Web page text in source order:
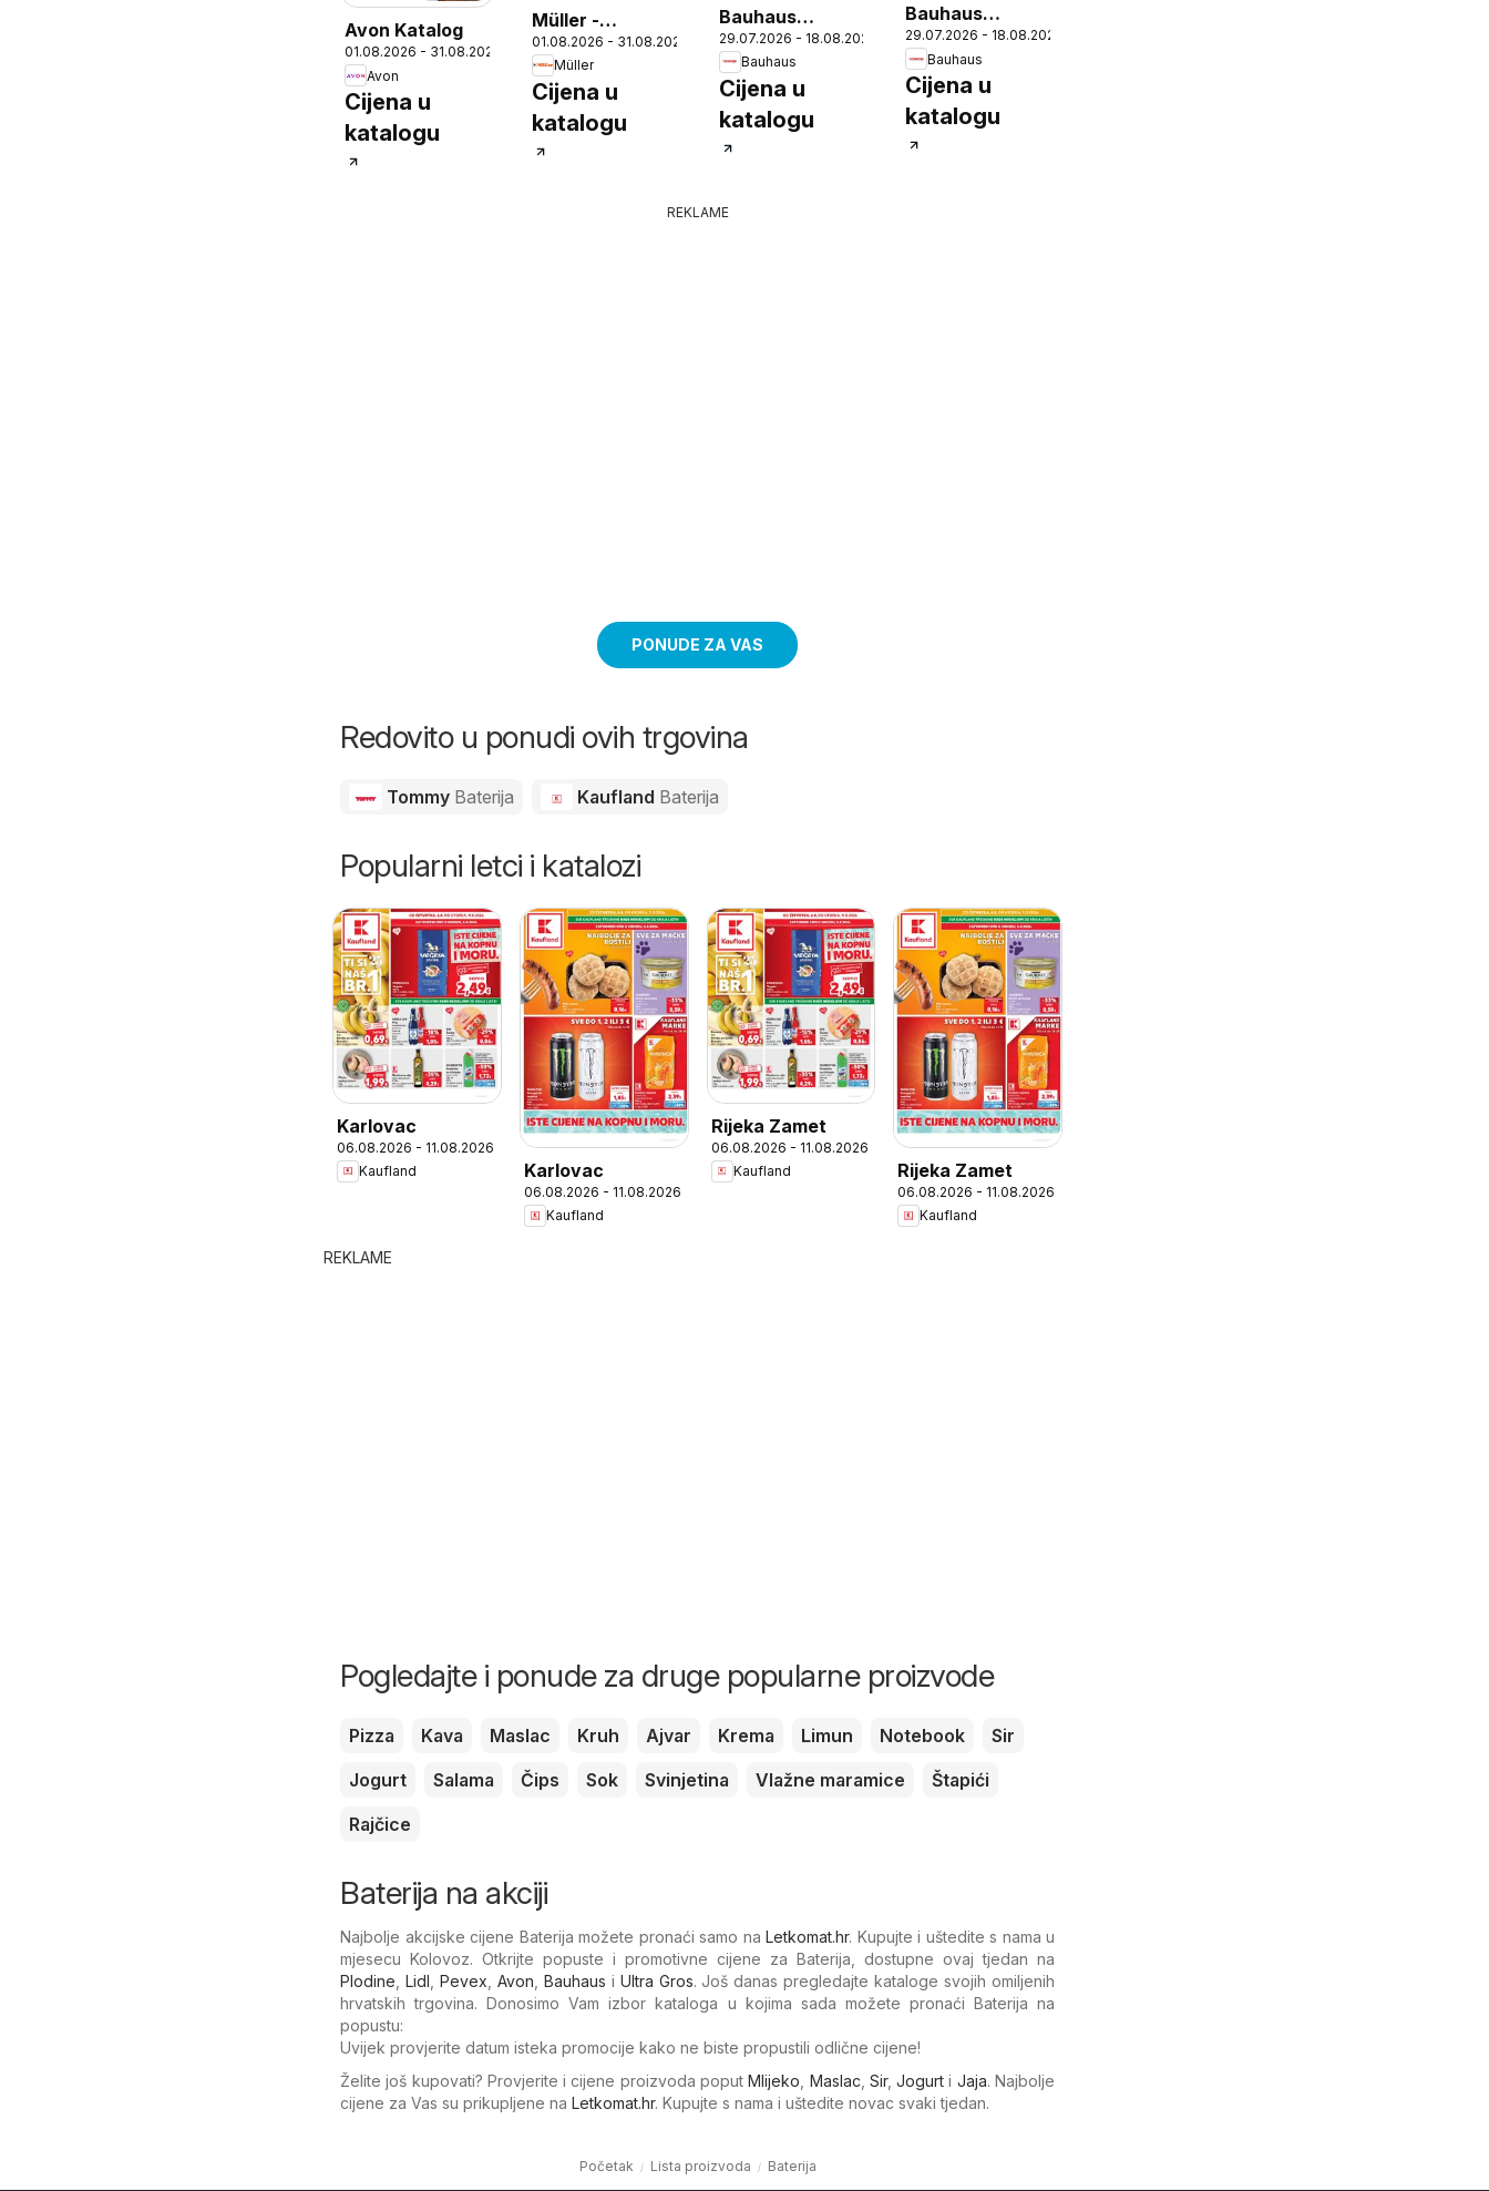
Avon Katalog
01.08.2026 - 31.08.2026
Avon
Cijena u
katalogu
Müller -
Lifestyle
01.08.2026 - 31.08.2026
Müller
Cijena u
katalogu
Bauhaus
Katalog
29.07.2026 - 18.08.2026
Bauhaus
Cijena u
katalogu
Bauhaus
Katalog
29.07.2026 - 18.08.2026
Bauhaus
Cijena u
katalogu
REKLAME
PONUDE ZA VAS
Redovito u ponudi ovih trgovina
Tommy Baterija Kaufland Baterija
Popularni letci i katalozi
Karlovac
06.08.2026 - 11.08.2026
Kaufland
Karlovac
06.08.2026 - 11.08.2026
Kaufland
Rijeka Zamet
06.08.2026 - 11.08.2026
Kaufland
Rijeka Zamet
06.08.2026 - 11.08.2026
Kaufland
REKLAME
Pogledajte i ponude za druge popularne proizvode
Pizza Kava Maslac Kruh Ajvar Krema Limun Notebook
Sir
Jogurt
Salama Čips Sok Svinjetina Vlažne maramice
Štapići
Rajčice
Baterija na akciji
Najbolje akcijske cijene Baterija možete pronaći samo na Letkomat.hr. Kupujte i uštedite s nama u
mjesecu Kolovoz. Otkrijte popuste i promotivne cijene za Baterija, dostupne ovaj tjedan na
Plodine Lidl Pevex Avon Bauhaus i Ultra Gros. Još danas pregledajte kataloge svojih omiljenih
hrvatskih trgovina. Donosimo Vam izbor kataloga u kojima sada možete pronaći Baterija na
popustu:
Uvijek provjerite datum isteka promocije kako ne biste propustili odlične cijene!
Želite još kupovati? Provjerite i cijene proizvoda poputMlijeko Maslac Sir,Jogurt i Jaja. Najbolje
cijene za Vas su prikupljene na Letkomat.hr. Kupujte s nama i uštedite novac svaki tjedan.
Početak Lista proizvoda Baterija